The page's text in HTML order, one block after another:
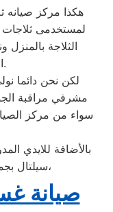
هكذا مركز صيانه
لمستخدمى ثلاجات
الثلاجة
الصيانه لثلاجات سيلتال.
لكن نحن دائما
مشرفي مراقبة
سواء من مركز
بالأضافة للايدي
سيلتال بجميع موديلاتها القديم منها والحديث،
صيانة